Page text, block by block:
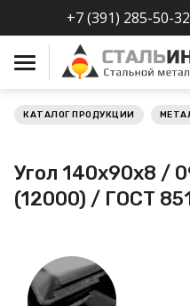
+7 (391) 285-50-32
Металлопрокат
нержавеющий
Металлопрокат
КАТАЛОГ ПРОДУКЦИИ
Угол 140х90х8 /
(12000) / ГОСТ